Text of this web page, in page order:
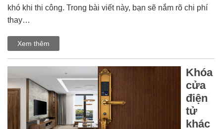
khó khi thi công. Trong bài viết này, bạn sẽ nắm rõ chi phí
thay…
Xem thêm
Khóa
cửa
điện
tử
khác